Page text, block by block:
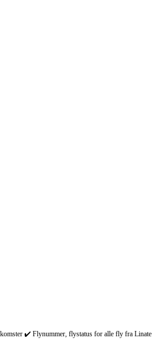
✔️ Flynummer, flystatus for alle fly fra Linate